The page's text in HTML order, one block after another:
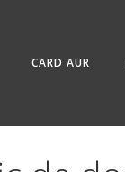
CARD AUR